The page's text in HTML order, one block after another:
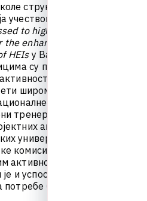
коле струк
ја учествов
to higher education – good
enhancement of the
HEIs у Ва
цима су п
активност
ети широм
ционалне
ни тренер
јектних ак
ких универ
ке комиси
м активно
је и успос
потребе б